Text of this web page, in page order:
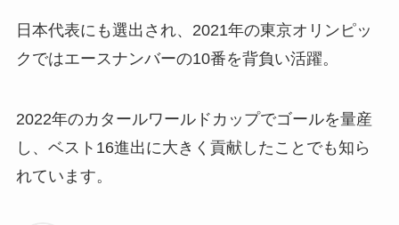
日本代表にも選出され、2021年の東京オリンピッ
クではエースナンバーの10番を背負い活躍。
2022年のカタールワールドカップでゴールを量産
し、ベスト16進出に大きく貢献したことでも知ら
れています。